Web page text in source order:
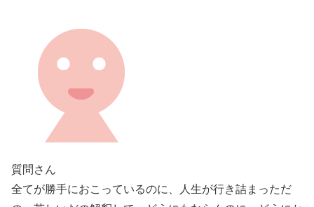
質問さん
全てが勝手におこっているのに、人生が行き詰まっただ